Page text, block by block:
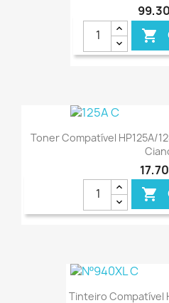

Toner Compatível HP125A/

Tinteiro Compatível